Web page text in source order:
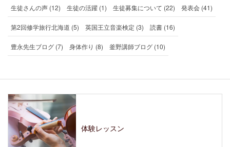
生徒さんの声 (12) 生徒の活躍 (1) 生徒募集について (22) 発表会 (41)
第2回修学旅行北海道 (5) 英国王立音楽検定 (3) 読書 (16)
豊永先生ブログ (7) 身体作り (8) 釜野講師ブログ (10)
体験レッスン